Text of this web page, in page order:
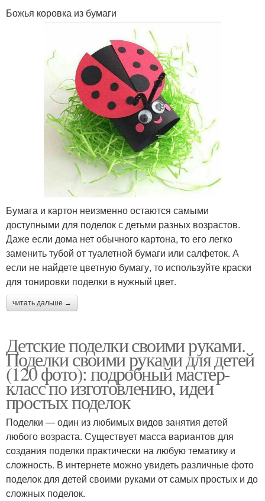
Божья коровка из бумаги
Бумага и картон неизменно остаются самыми
доступными для поделок с детьми разных возрастов.
Даже если дома нет обычного картона, то его легко
заменить тубой от туалетной бумаги или салфеток. А
если не найдете цветную бумагу, то используйте краски
для тонировки поделки в нужный цвет.
читать дальше →
Детские поделки своими руками.
Поделки своими руками для детей
(120 фото): подробный мастер-
класс по изготовлению, идеи
простых поделок
Поделки — один из любимых видов занятия детей
любого возраста. Существует масса вариантов для
создания поделки практически на любую тематику и
сложность. В интернете можно увидеть различные фото
поделок для детей своими руками от самых простых и до
сложных поделок.